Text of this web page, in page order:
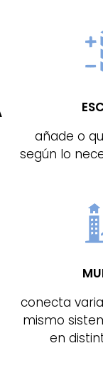
añade o
según lo
conecta
mismo
en